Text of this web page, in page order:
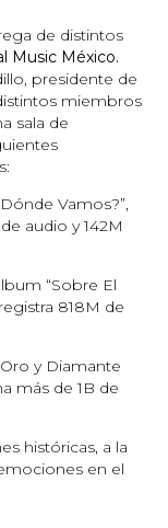
de distintos
Music México.
presidente de
miembros
sala de
Vamos?”,
de audio y 142M
“Sobre El
818M de
y Diamante
más de 1B de
históricas, a la
en el